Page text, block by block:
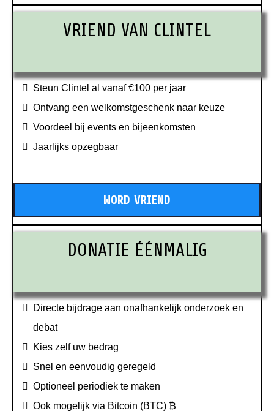
VRIEND VAN CLINTEL
Steun Clintel al vanaf €100 per jaar
Ontvang een welkomstgeschenk naar keuze
Voordeel bij events en bijeenkomsten
Jaarlijks opzegbaar
WORD VRIEND
DONATIE ÉÉNMALIG
Directe bijdrage aan onafhankelijk onderzoek en
debat
Kies zelf uw bedrag
Snel en eenvoudig geregeld
Optioneel periodiek te maken
Ook mogelijk via Bitcoin (BTC) ₿